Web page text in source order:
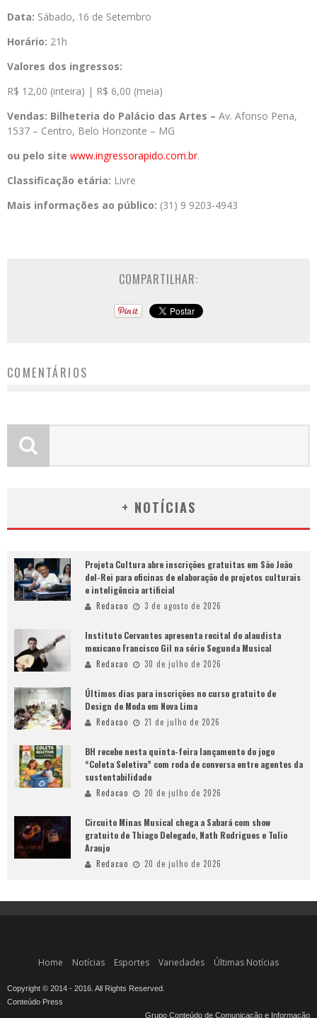
Data: Sábado, 16 de Setembro
Horário: 21h
Valores dos ingressos:
R$ 12,00 (inteira) | R$ 6,00 (meia)
Vendas: Bilheteria do Palácio das Artes – Av. Afonso Pena,
1537 – Centro, Belo Horizonte – MG
ou pelo site www.ingressorapido.com.br.
Classificação etária: Livre
Mais informações ao público: (31) 9 9203-4943
COMPARTILHAR:
COMENTÁRIOS
+ NOTÍCIAS
Projeta Cultura abre inscrições gratuitas em São João
del-Rei para oficinas de elaboração de projetos culturais
e inteligência artificial
Redacao 3 de agosto de 2026
Instituto Cervantes apresenta recital do alaudista
mexicano Francisco Gil na série Segunda Musical
Redacao 30 de julho de 2026
Últimos dias para inscrições no curso gratuito de
Design de Moda em Nova Lima
Redacao 21 de julho de 2026
BH recebe nesta quinta-feira lançamento do jogo
“Coleta Seletiva” com roda de conversa entre agentes da
sustentabilidade
Redacao 20 de julho de 2026
Circuito Minas Musical chega a Sabará com show
gratuito de Thiago Delegado, Nath Rodrigues e Tulio
Araujo
Redacao 20 de julho de 2026
Home Notícias Esportes Variedades Últimas Notícias
Copyright © 2014 - 2016. All Rights Reserved.
Conteúdo Press
Grupo Conteúdo de Comunicação e Informação